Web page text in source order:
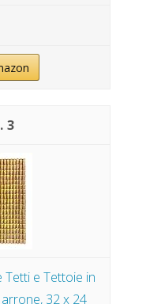
3
e Tettoie in
32 x 24